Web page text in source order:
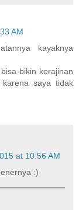
AM
kayaknya
bikin kerajinan
saya tidak
at 10:56 AM
:)